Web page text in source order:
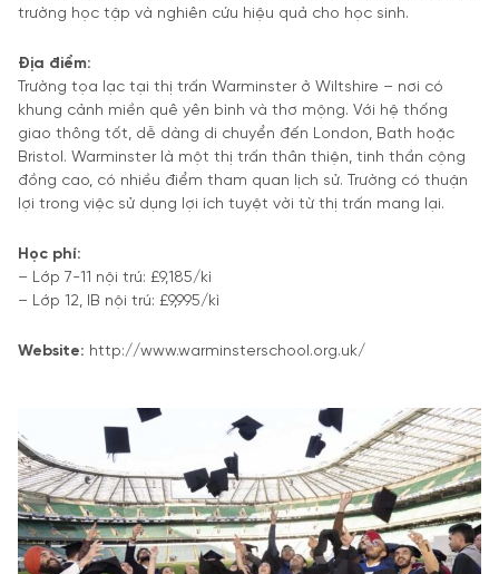
trường học tập và nghiên cứu hiệu quả cho học sinh.
Địa điểm:
Trường tọa lạc tại thị trấn Warminster ở Wiltshire – nơi có
khung cảnh miền quê yên bình và thơ mộng. Với hệ thống
giao thông tốt, dễ dàng di chuyển đến London, Bath hoặc
Bristol. Warminster là một thị trấn thân thiện, tinh thần cộng
đồng cao, có nhiều điểm tham quan lịch sử. Trường có thuận
lợi trong việc sử dụng lợi ích tuyệt vời từ thị trấn mang lại.
Học phí:
– Lớp 7-11 nội trú: £9,185/kì
– Lớp 12, IB nội trú: £9,995/kì
Website: http://www.warminsterschool.org.uk/